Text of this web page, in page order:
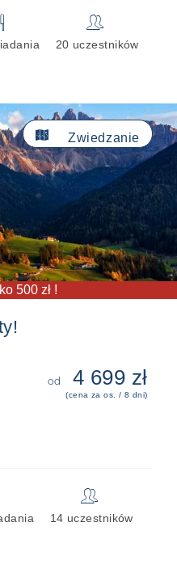
👥
20 uczestników
500 zł !
Zwiedzanie

od 4 699 zł
(cena za os. / 8 dni)
👥
14 uczestników